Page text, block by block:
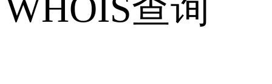
WHOIS查询